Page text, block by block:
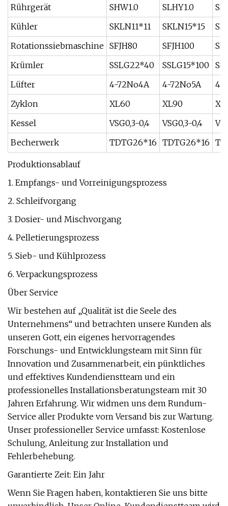
Rührgerät SHW1.0 SLHY1.0
Kühler
SKLN11*11 SKLN15*15
Rotationssiebmaschine SFJH80 SFJH100
Krümler
SSLG22*40 SSLG15*100
Lüfter
4-72No4A 4-72No5A
4-
Zyklon
XL60 XL90
Kessel
VSG0,3-0,4 VSG0,3-0,4
Becherwerk
TDTG26*16 TDTG26*16
Produktionsablauf
1. Empfangs- und Vorreinigungsprozess
2. Schleifvorgang
3. Dosier- und Mischvorgang
4. Pelletierungsprozess
5. Sieb- und Kühlprozess
6. Verpackungsprozess
Über Service
Wir bestehen auf „Qualität ist die Seele des
Unternehmens“ und betrachten unsere Kunden als
unseren Gott, ein eigenes hervorragendes
Forschungs- und Entwicklungsteam mit Sinn für
Innovation und Zusammenarbeit, ein pünktliches
und effektives Kundendienstteam und ein
professionelles Installationsberatungsteam mit 30
Jahren Erfahrung. Wir widmen uns dem Rundum-
Service aller Produkte vom Versand bis zur Wartung.
Unser professioneller Service umfasst: Kostenlose
Schulung, Anleitung zur Installation und
Fehlerbehebung.
Garantierte Zeit: Ein Jahr
Wenn Sie Fragen haben, kontaktieren Sie uns bitte